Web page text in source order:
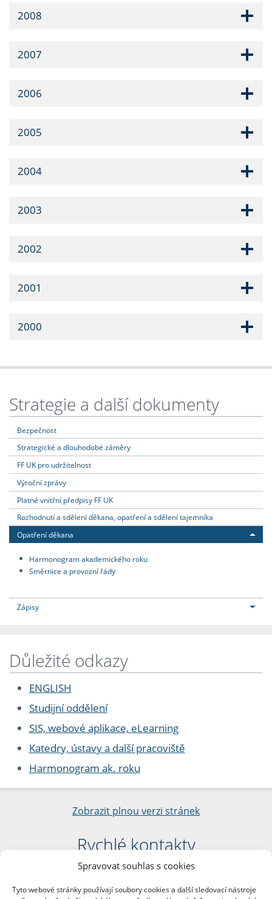
Spravovat souhlas s cookies
Tyto webové stránky používají soubory cookies a další sledovací nástroje
2008
2007
2006
2005
2004
2003
2002
2001
2000
Strategie a další dokumenty
Bezpečnost
Strategické a dlouhodobé záměry
FF UK pro udržitelnost
Výroční zprávy
Platné vnitřní předpisy FF UK
Rozhodnutí a sdělení děkana, opatření a sdělení tajemníka
Opatření děkana
Harmonogram akademického roku
Směrnice a provozní řády
Zápisy
Důležité odkazy
ENGLISH
Studijní oddělení
SIS, webové aplikace, eLearning
Katedry, ústavy a další pracoviště
Harmonogram ak. roku
Zobrazit plnou verzi stránek
Rychlé kontakty
Filozofická fakulta
nám. Jana Palacha 1/2